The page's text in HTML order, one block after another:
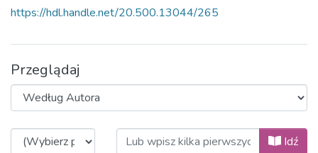
https://hdl.handle.net/20.500.13044/265
Przeglądaj
Przeglądanie 2020, Volume 13,Idź